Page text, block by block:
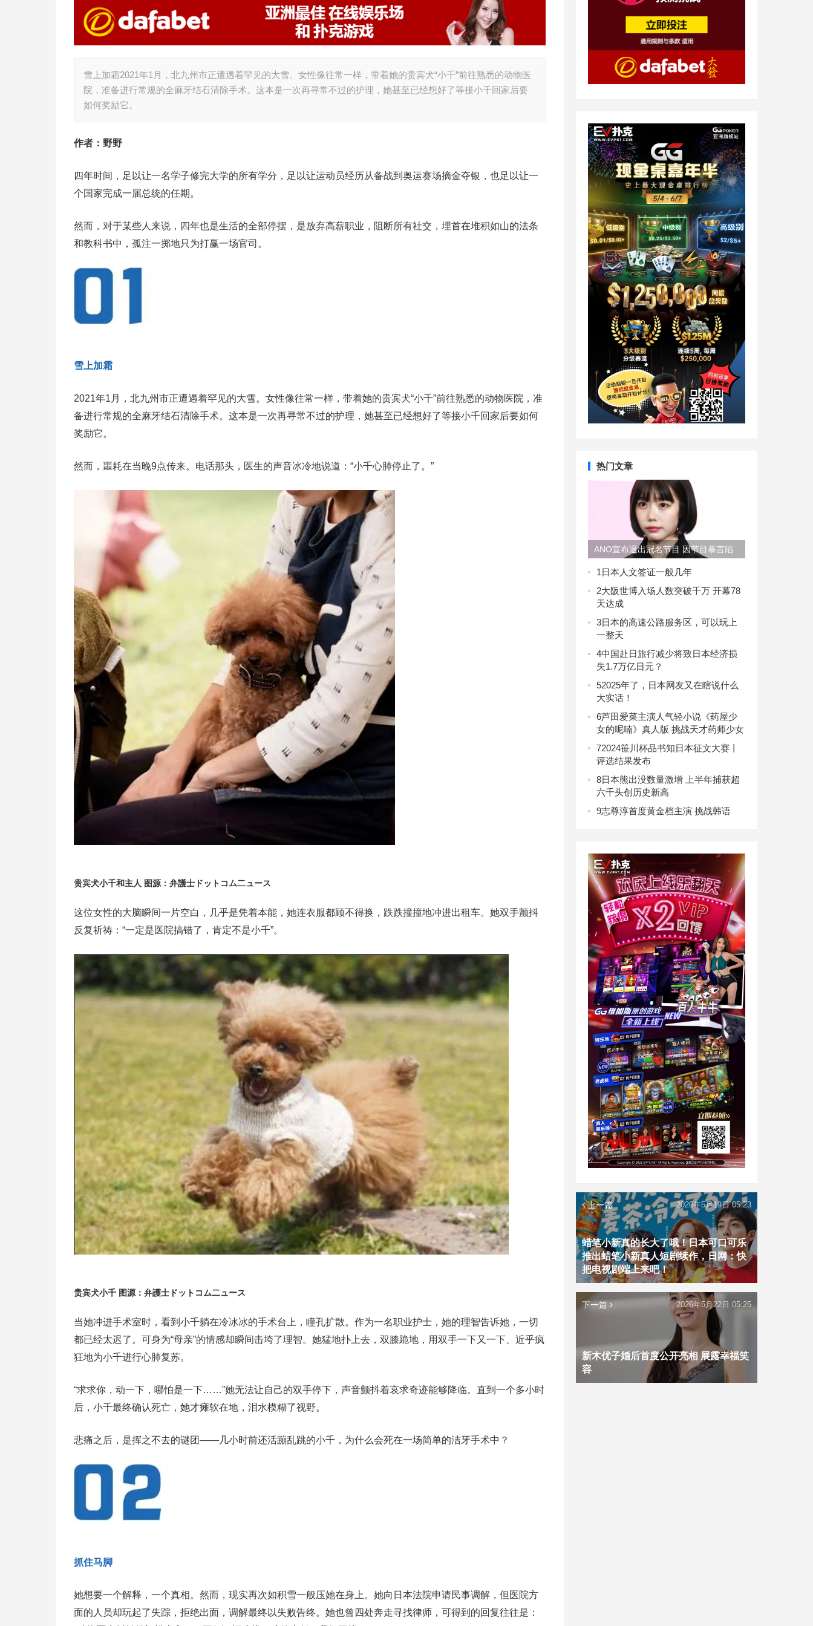
雪上加霜2021年1月，北九州市正遭遇着罕见的大雪。女性像往常一样，带着她的贵宾犬“小千”前往熟悉的动物医
院，准备进行常规的全麻牙结石清除手术。这本是一次再寻常不过的护理，她甚至已经想好了等接小千回家后要
如何奖励它。
作者：野野
四年时间，足以让一名学子修完大学的所有学分，足以让运动员经历从备战到奥运赛场摘金夺银，也足以让一
个国家完成一届总统的任期。
然而，对于某些人来说，四年也是生活的全部停摆，是放弃高薪职业，阻断所有社交，埋首在堆积如山的法条
和教科书中，孤注一掷地只为打赢一场官司。
雪上加霜
2021年1月，北九州市正遭遇着罕见的大雪。女性像往常一样，带着她的贵宾犬“小千”前往熟悉的动物医院，准
备进行常规的全麻牙结石清除手术。这本是一次再寻常不过的护理，她甚至已经想好了等接小千回家后要如何
奖励它。
然而，噩耗在当晚9点传来。电话那头，医生的声音冰冷地说道：“小千心肺停止了。”
贵宾犬小千和主人 图源：弁護士ドットコム二ュース
这位女性的大脑瞬间一片空白，几乎是凭着本能，她连衣服都顾不得换，跌跌撞撞地冲进出租车。她双手颤抖
反复祈祷：“一定是医院搞错了，肯定不是小千”。
贵宾犬小千 图源：弁護士ドットコム二ュース
当她冲进手术室时，看到小千躺在冷冰冰的手术台上，瞳孔扩散。作为一名职业护士，她的理智告诉她，一切
都已经太迟了。可身为“母亲”的情感却瞬间击垮了理智。她猛地扑上去，双膝跪地，用双手一下又一下、近乎疯
狂地为小千进行心肺复苏。
“求求你，动一下，哪怕是一下……”她无法让自己的双手停下，声音颤抖着哀求奇迹能够降临。直到一个多小时
后，小千最终确认死亡，她才瘫软在地，泪水模糊了视野。
悲痛之后，是挥之不去的谜团——几小时前还活蹦乱跳的小千，为什么会死在一场简单的洁牙手术中？
抓住马脚
她想要一个解释，一个真相。然而，现实再次如积雪一般压她在身上。她向日本法院申请民事调解，但医院方
面的人员却玩起了失踪，拒绝出面，调解最终以失败告终。她也曾四处奔走寻找律师，可得到的回复往往是：
热门文章
ANO宣布退出冠名节目 因节目暴言陷
舆论纠纷？
1日本人文签证一般几年
2大阪世博入场人数突破千万 开幕78
天达成
3日本的高速公路服务区，可以玩上
一整天
4中国赴日旅行减少将致日本经济损
失1.7万亿日元？
52025年了，日本网友又在瞎说什么
大实话！
6芦田爱菜主演人气轻小说《药屋少
女的呢喃》真人版 挑战天才药师少女
72024笹川杯品书知日本征文大赛丨
评选结果发布
8日本熊出没数量激增 上半年捕获超
六千头创历史新高
9志尊淳首度黄金档主演 挑战韩语
上一篇
蜡笔小新真的长大了哦！日本可口可乐
推出蜡笔小新真人短剧续作，日网：快
把电视剧端上来吧！
2026年5月19日 05:23
下一篇
新木优子婚后首度公开亮相 展露幸福笑
容
2026年5月22日 05:25